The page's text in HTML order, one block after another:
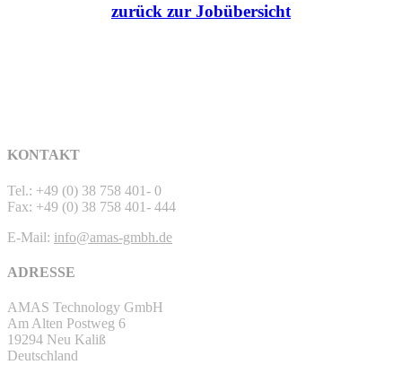
zurück zur Jobübersicht
KONTAKT
Tel.: +49 (0) 38 758 401- 0
Fax: +49 (0) 38 758 401- 444
E-Mail: info@amas-gmbh.de
ADRESSE
AMAS Technology GmbH
Am Alten Postweg 6
19294 Neu Kaliß
Deutschland